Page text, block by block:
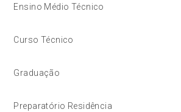
Ensino Médio Técnico
Curso Técnico
Graduação
Preparatório Residência